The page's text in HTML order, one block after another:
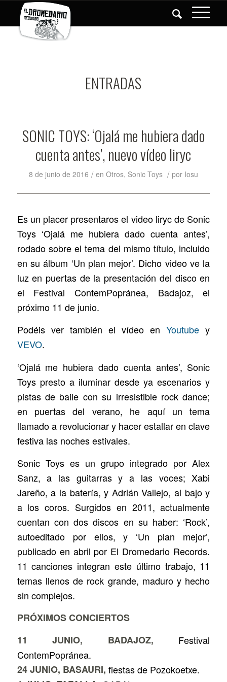
ENTRADAS
SONIC TOYS: ‘Ojalá me hubiera dado
cuenta antes’, nuevo vídeo liryc
8 de junio de 2016 / en Otros, Sonic Toys / por Iosu
Es un placer presentaros el video liryc de Sonic
Toys ‘Ojalá me hubiera dado cuenta antes’,
rodado sobre el tema del mismo título, incluido
en su álbum ‘Un plan mejor’. Dicho video ve la
luz en puertas de la presentación del disco en
el Festival ContemPopránea, Badajoz, el
próximo 11 de junio.
Podéis ver también el vídeo enYoutube y
VEVO.
‘Ojalá me hubiera dado cuenta antes’, Sonic
Toys presto a iluminar desde ya escenarios y
pistas de baile con su irresistible rock dance;
en puertas del verano, he aquí un tema
llamado a revolucionar y hacer estallar en clave
festiva las noches estivales.
Sonic Toys es un grupo integrado por Alex
Sanz, a las guitarras y a las voces; Xabi
Jareño, a la batería, y Adrián Vallejo, al bajo y
a los coros. Surgidos en 2011, actualmente
cuentan con dos discos en su haber: ‘Rock’,
autoeditado por ellos, y ‘Un plan mejor’,
publicado en abril por El Dromedario Records.
11 canciones integran este último trabajo, 11
temas llenos de rock grande, maduro y hecho
sin complejos.
PRÓXIMOS CONCIERTOS
11 JUNIO, BADAJOZ, Festival
ContemPopránea.
24 JUNIO, BASAURI, fiestas de Pozokoetxe.